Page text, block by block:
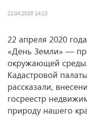
22.04.2020 14:15
22 апреля 2020
«День Земли» —
окружающей среды.
Кадастровой
рассказали,
госреестр
природу нашего